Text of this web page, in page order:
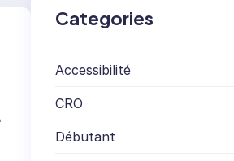
Categories
Accessibilité
CRO
Débutant